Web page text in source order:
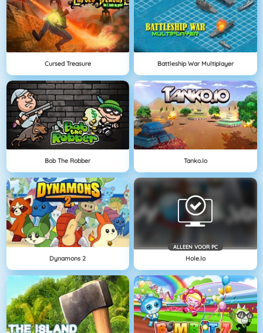
Cursed Treasure Battleship War Multiplayer
Bob The Robber Tanko.io
Dynamons 2
ALLEEN VOOR PC
Hole.io